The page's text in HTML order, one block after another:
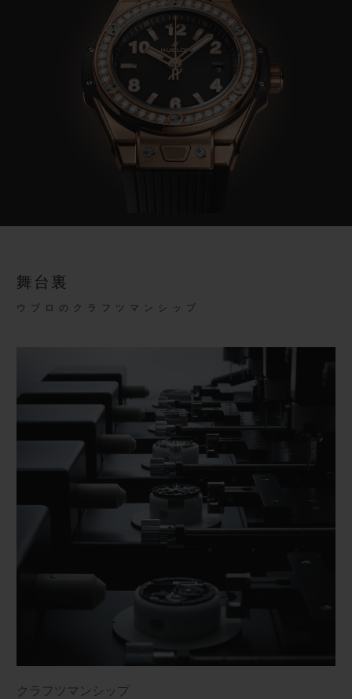
舞台裏
ウブロのクラフツマンシップ
クラフツマンシップ